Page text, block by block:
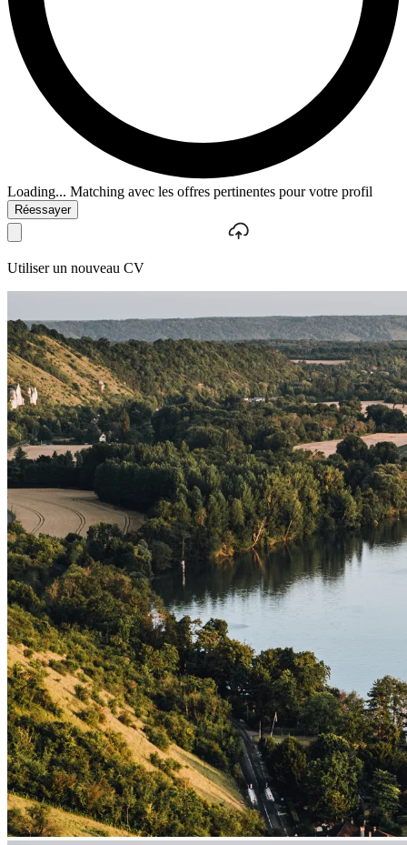
Loading... Matching avec les offres pertinentes pour votre profil
Réessayer
Utiliser un nouveau CV